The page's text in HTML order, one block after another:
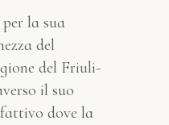
la sua
del
del Friuli-
il suo
dove la